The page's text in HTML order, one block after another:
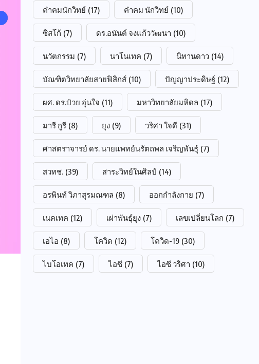
คำคมนักวิทย์ (17) คำคม นักวิทย์ (10)
ซิสโก้ (7) ดร.อนันต์ จงแก้ววัฒนา (10)
นวัตกรรม (7) นาโนเทค (7) นิทานดาว (14)
บัณฑิตวิทยาลัยสายฟิสิกส์ (10) ปัญญาประดิษฐ์ (12)
ผศ. ดร.ป๋วย อุ่นใจ (11) มหาวิทยาลัยมหิดล (17)
มารี กูรี (8) ยุง (9) วริศา ใจดี (31)
ศาสตราจารย์ ดร. นายแพทย์นรัตถพล เจริญพันธุ์ (7)
สวทช. (39) สาระวิทย์ในศิลป์ (14)
อรพินท์ วิภาสุรมณฑล (8) ออกกำลังกาย (7)
เนคเทค (12) เผ่าพันธุ์ยุง (7) เลขเปลี่ยนโลก (7)
เอไอ (8) โควิด (12) โควิด-19 (30)
ไบโอเทค (7) ไอซี (7) ไอซี วริศา (10)